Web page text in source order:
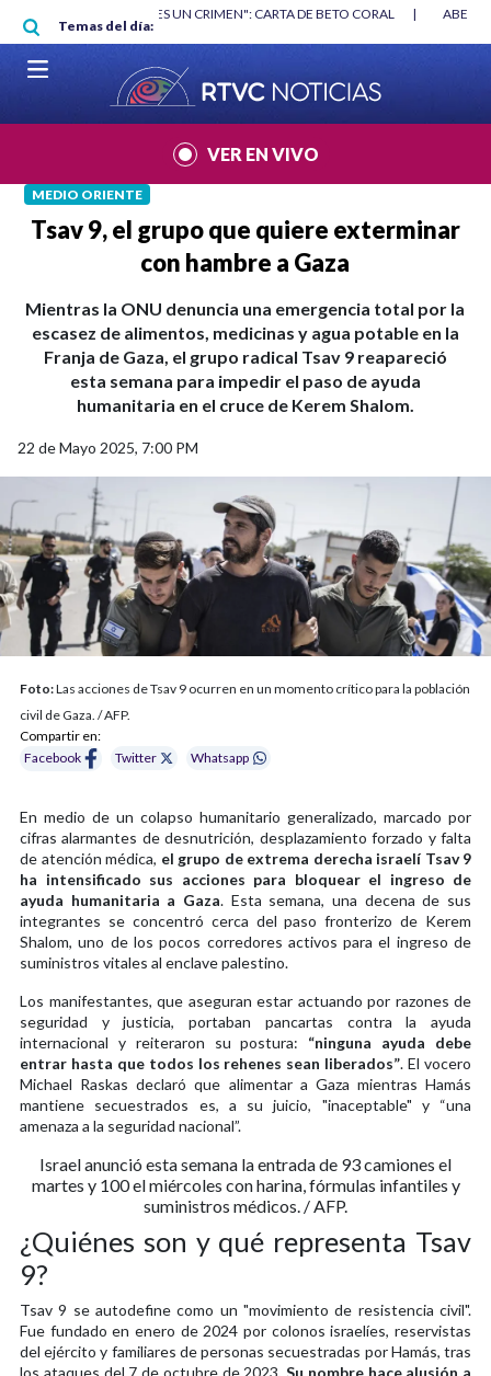
Pasar al contenido principal
Temas del día:
"HABLAR NO ES UN CRIMEN": CARTA DE BETO CORAL |
VER EN VIVO
MEDIO ORIENTE
Tsav 9, el grupo que quiere exterminar
con hambre a Gaza
Mientras la ONU denuncia una emergencia total por la
escasez de alimentos, medicinas y agua potable en la
Franja de Gaza, el grupo radical Tsav 9 reapareció
esta semana para impedir el paso de ayuda
humanitaria en el cruce de Kerem Shalom.
22 de Mayo 2025, 7:00 PM
Foto:Las acciones de Tsav 9 ocurren en un momento crítico para la población
civil de Gaza. / AFP.
Compartir en:
Facebook
Twitter Whatsapp
En medio de un colapso humanitario generalizado, marcado por
cifras alarmantes de desnutrición, desplazamiento forzado y falta
de atención médica, el grupo de extrema derecha israelí Tsav 9
ha intensificado sus acciones para bloquear el ingreso de
ayuda humanitaria a Gaza. Esta semana, una decena de sus
integrantes se concentró cerca del paso fronterizo de Kerem
Shalom, uno de los pocos corredores activos para el ingreso de
suministros vitales al enclave palestino.
Los manifestantes, que aseguran estar actuando por razones de
seguridad y justicia, portaban pancartas contra la ayuda
internacional y reiteraron su postura: “ninguna ayuda debe
entrar hasta que todos los rehenes sean liberados”. El vocero
Michael Raskas declaró que alimentar a Gaza mientras Hamás
mantiene secuestrados es, a su juicio, "inaceptable" y “una
amenaza a la seguridad nacional”.
Israel anunció esta semana la entrada de 93 camiones el
martes y 100 el miércoles con harina, fórmulas infantiles y
suministros médicos. / AFP.
¿Quiénes son y qué representa Tsav
9?
Tsav 9 se autodefine como un "movimiento de resistencia civil".
Fue fundado en enero de 2024 por colonos israelíes, reservistas
del ejército y familiares de personas secuestradas por Hamás, tras
los ataques del 7 de octubre de 2023. Su nombre hace alusión a